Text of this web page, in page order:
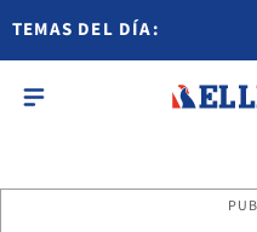
TEMAS DEL DÍA: